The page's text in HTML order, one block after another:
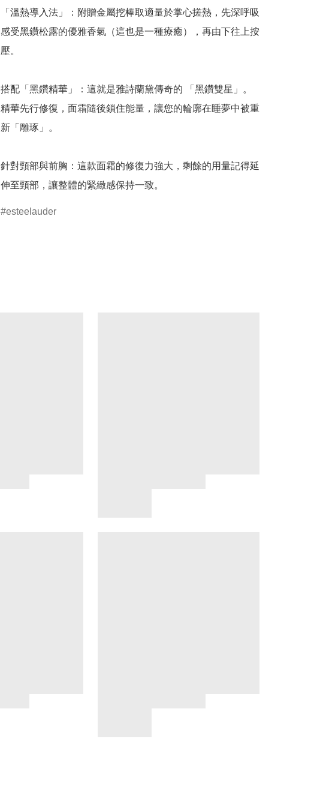
「溫熱導入法」：附贈金屬挖棒取適量於掌心搓熱，先深呼吸
感受黑鑽松露的優雅香氣（這也是一種療癒），再由下往上按
壓。
搭配「黑鑽精華」：這就是雅詩蘭黛傳奇的 「黑鑽雙星」。
精華先行修復，面霜隨後鎖住能量，讓您的輪廓在睡夢中被重
新「雕琢」。
針對頸部與前胸：這款面霜的修復力強大，剩餘的用量記得延
伸至頸部，讓整體的緊緻感保持一致。
esteelauder